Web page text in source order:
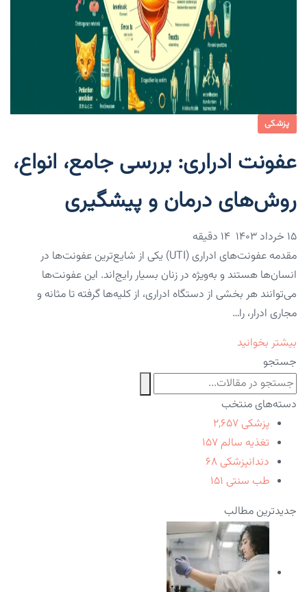
پزشکی
عفونت ادراری: بررسی جامع، انواع،
روش‌های درمان و پیشگیری
۱۵ خرداد ۱۴۰۳
مقدمه عفونت‌های ادراری (UTI) یکی از شایع‌ترین عفونت‌ها در
انسان‌ها هستند و به‌ویژه در زنان بسیار رایج‌اند. این عفونت‌ها
می‌توانند هر بخشی از دستگاه ادراری، از کلیه‌ها گرفته تا مثانه و
مجاری ادرار، را…
بیشتر بخوانید
جستجو
دسته‌های منتخب
پزشکی ۲,۶۵۷
تغذیه سالم ۱۵۷
دندانپزشکی ۶۸
طب سنتی ۱۵۱
جدیدترین مطالب